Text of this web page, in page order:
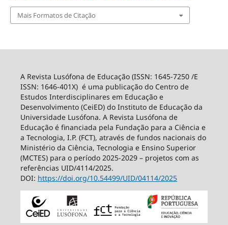
Mais Formatos de Citação
A Revista Lusófona de Educação (ISSN: 1645-7250 /E
ISSN: 1646-401X) é uma publicação do Centro de
Estudos Interdisciplinares em Educação e
Desenvolvimento (CeiED) do Instituto de Educação da
Universidade Lusófona. A Revista Lusófona de
Educação é financiada pela Fundação para a Ciência e
a Tecnologia, I.P. (FCT), através de fundos nacionais do
Ministério da Ciência, Tecnologia e Ensino Superior
(MCTES) para o período 2025-2029 – projetos com as
referências UID/4114/2025.
DOI: https://doi.org/10.54499/UID/04114/2025